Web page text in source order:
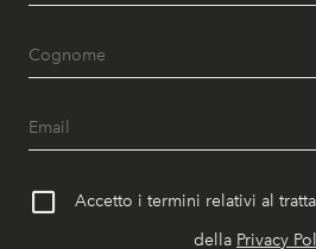
Accetto i termini relativi al
della Privacy